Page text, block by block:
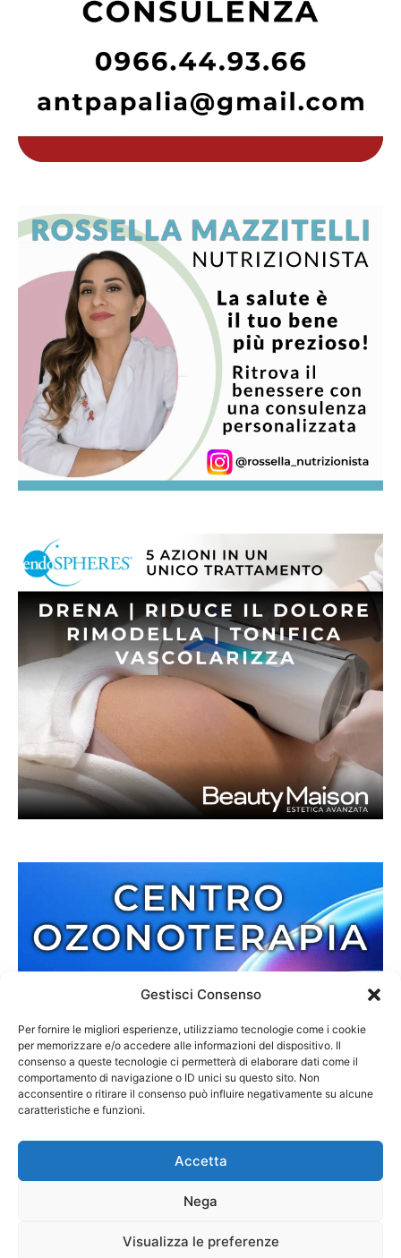
Gestisci Consenso
Per fornire le migliori esperienze, utilizziamo tecnologie come i cookie
per memorizzare e/o accedere alle informazioni del dispositivo. Il
consenso a queste tecnologie ci permetterà di elaborare dati come il
comportamento di navigazione o ID unici su questo sito. Non
acconsentire o ritirare il consenso può influire negativamente su alcune
caratteristiche e funzioni.
Accetta
Nega
Visualizza le preferenze
Contatti Cookie Policy Privacy Policy